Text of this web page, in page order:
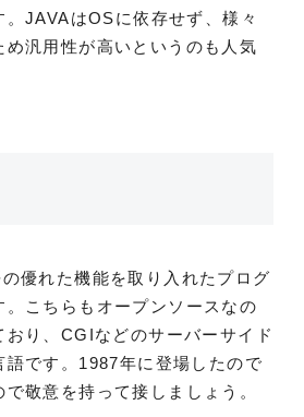
。JAVAはOSに依存せず、様々
め汎用性が高いというのも人気
優れた機能を取り入れたプログ
。こちらもオープンソースなの
おり、CGIなどのサーバーサイド
語です。1987年に登場したので
敬意を持って接しましょう。